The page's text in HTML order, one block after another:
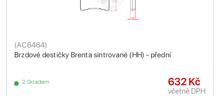
Brzdové destičky Brenta sintrované (HH) - přední
(AC6464)
2 Skladem 632 Kč
včetně DPH